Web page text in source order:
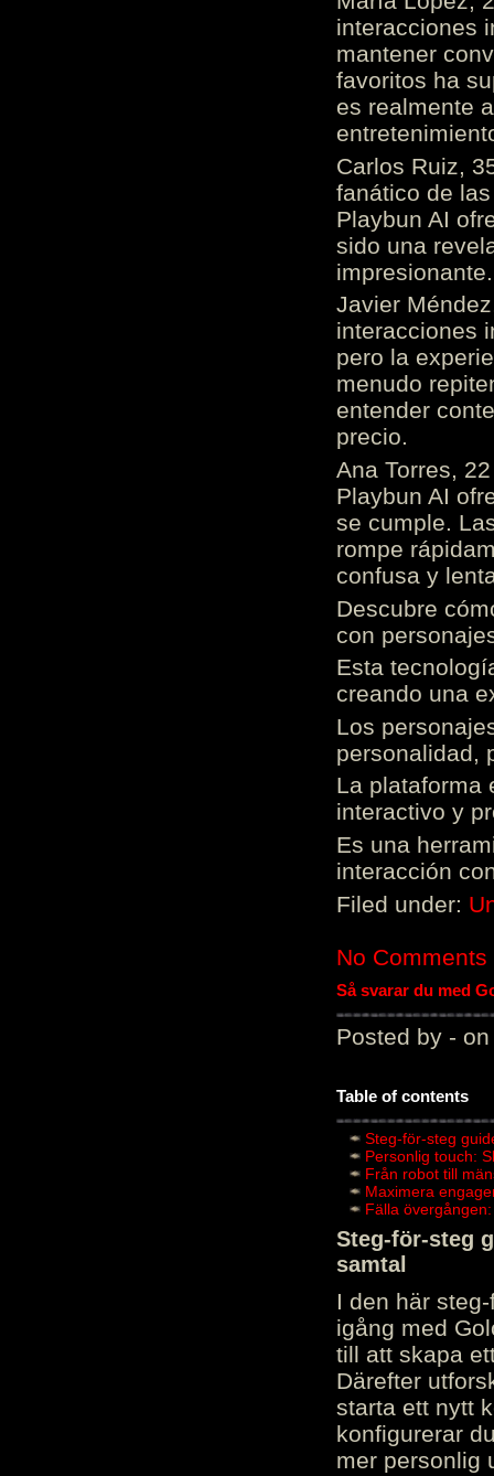
interacciones
mantener
favoritos ha
es realmente
Carlos Ruiz,
fanático de
Playbun AI
sido una
Javier
interacciones
pero la
menudo
entender
precio.
Ana Torres,
Playbun AI
se cumple.
rompe
confusa y
Descubre
con
Esta
creando una
Los
personalidad,
La plataforma
interactivo y
Es una
interacción
Filed under:
No Comments
Så svarar du med
Posted by - on
Table of contents
Steg-för-steg
Personlig touch:
Från robot till
Maximera
Fälla
Steg-för-steg
samtal
I den här
igång med
till att skapa
Därefter
starta ett nytt
konfigurerar
mer personlig